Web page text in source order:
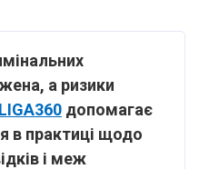
а ризики
LIGA360 допомагає
в практиці щодо
і меж